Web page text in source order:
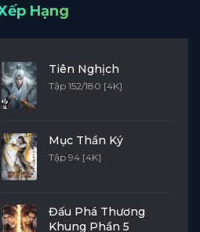
Hạng
Tiên Nghịch
Tập 152/180 [4K]
Mục Thần Ký
Tập 94 [4K]
Đấu Phá Thương
Khung Phần 5